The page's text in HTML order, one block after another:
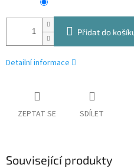
Přidat do
Detailní informace
ZEPTAT SE SDÍLET
Související produkty